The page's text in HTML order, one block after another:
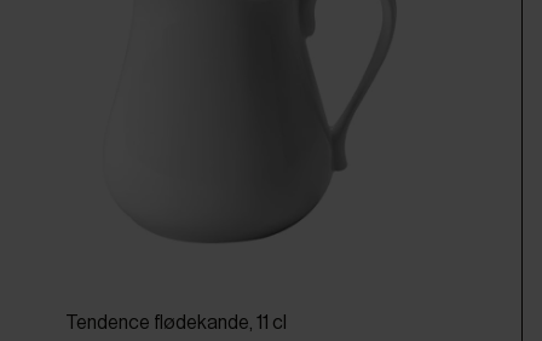
Tendence flødekande, 11 cl